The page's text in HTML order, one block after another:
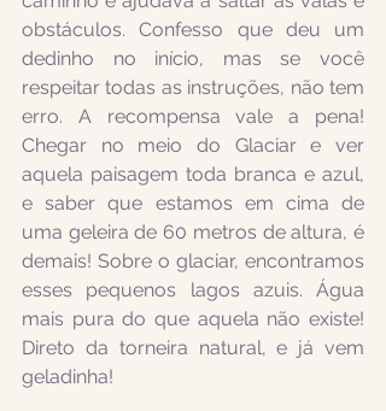
obstáculos. Confesso que deu um
dedinho no início, mas se você
respeitar todas as instruções, não tem
erro. A recompensa vale a pena!
Chegar no meio do Glaciar e ver
aquela paisagem toda branca e azul,
e saber que estamos em cima de
uma geleira de 60 metros de altura, é
demais! Sobre o glaciar, encontramos
esses pequenos lagos azuis. Água
mais pura do que aquela não existe!
Direto da torneira natural, e já vem
geladinha!